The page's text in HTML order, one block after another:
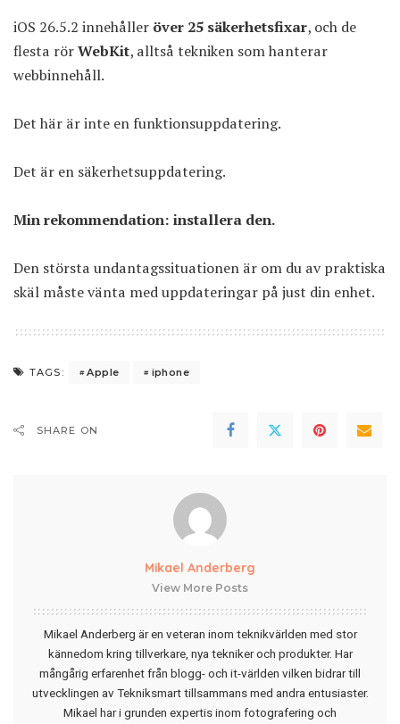
iOS 26.5.2 innehåller över 25 säkerhetsfixar, och de
flesta rörWebKit, alltså tekniken som hanterar
webbinnehåll.
Det här är inte en funktionsuppdatering.
Det är en säkerhetsuppdatering.
Min rekommendation: installera den.
Den största undantagssituationen är om du av praktiska
skäl måste vänta med uppdateringar på just din enhet.
TAGS: Apple iphone
SHARE ON
Mikael Anderberg
View More Posts
Mikael Anderberg är en veteran inom teknikvärlden med stor
kännedom kring tillverkare, nya tekniker och produkter. Har
mångårig erfarenhet från blogg- och it-världen vilken bidrar till
utvecklingen av Tekniksmart tillsammans med andra entusiaster.
Mikael har i grunden expertis inom fotografering och